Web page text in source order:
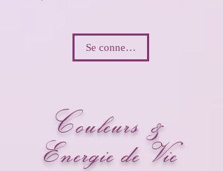
Se connecter
Couleurs &
Energie de Vie